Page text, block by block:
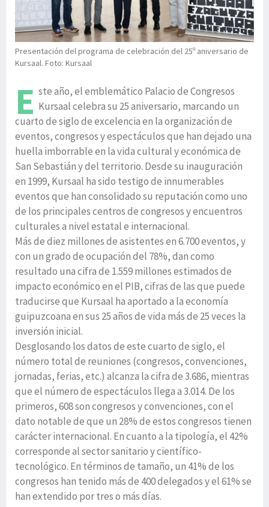
Presentación del programa de celebración del 25º aniversario de
Kursaal. Foto: Kursaal
E ste año, el emblemático Palacio de Congresos
Kursaal celebra su 25 aniversario, marcando un
cuarto de siglo de excelencia en la organización de
eventos, congresos y espectáculos que han dejado una
huella imborrable en la vida cultural y económica de
San Sebastián y del territorio. Desde su inauguración
en 1999, Kursaal ha sido testigo de innumerables
eventos que han consolidado su reputación como uno
de los principales centros de congresos y encuentros
culturales a nivel estatal e internacional.
Más de diez millones de asistentes en 6.700 eventos, y
con un grado de ocupación del 78%, dan como
resultado una cifra de 1.559 millones estimados de
impacto económico en el PIB, cifras de las que puede
traducirse que Kursaal ha aportado a la economía
guipuzcoana en sus 25 años de vida más de 25 veces la
inversión inicial.
Desglosando los datos de este cuarto de siglo, el
número total de reuniones (congresos, convenciones,
jornadas, ferias, etc.) alcanza la cifra de 3.686, mientras
que el número de espectáculos llega a 3.014. De los
primeros, 608 son congresos y convenciones, con el
dato notable de que un 28% de estos congresos tienen
carácter internacional. En cuanto a la tipología, el 42%
corresponde al sector sanitario y científico-
tecnológico. En términos de tamaño, un 41% de los
congresos han tenido más de 400 delegados y el 61% se
han extendido por tres o más días.